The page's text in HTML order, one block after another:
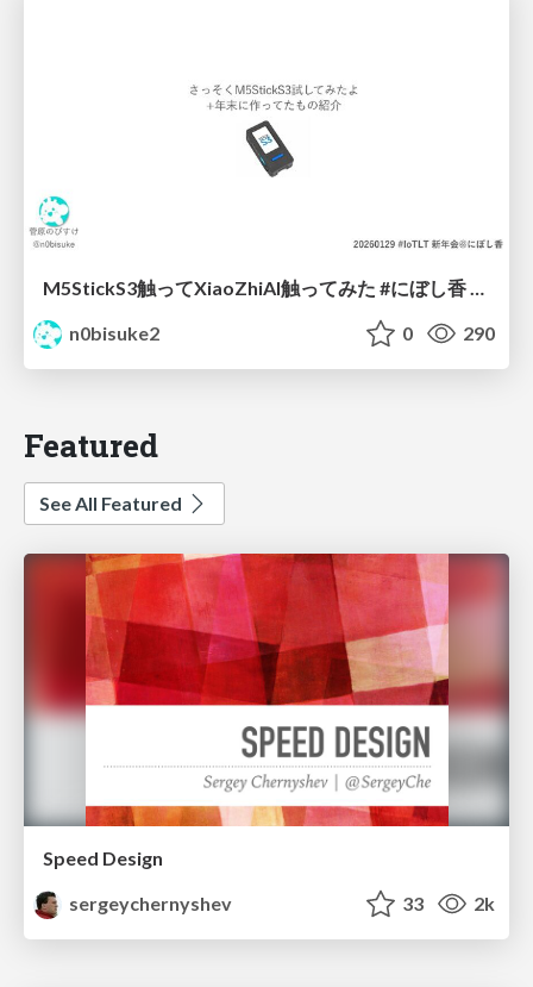
n0bisuke2
0 290
Featured
See All Featured
Speed Design
sergeychernyshev
33 2k